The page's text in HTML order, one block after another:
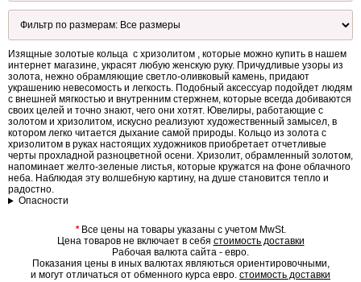
Изящные золотые кольца с хризолитом , которые можно купить в нашем
интернет магазине, украсят любую женскую руку. Причудливые узоры из
золота, нежно обрамляющие светло-оливковый камень, придают
украшению невесомость и легкость. Подобный аксессуар подойдет людям
с внешней мягкостью и внутренним стержнем, которые всегда добиваются
своих целей и точно знают, чего они хотят. Ювелиры, работающие с
золотом и хризолитом, искусно реализуют художественный замысел, в
котором легко читается дыхание самой природы. Кольцо из золота с
хризолитом в руках настоящих художников приобретает отчетливые
черты прохладной разноцветной осени. Хризолит, обрамленный золотом,
напоминает желто-зеленые листья, которые кружатся на фоне облачного
неба. Наблюдая эту волшебную картину, на душе становится тепло и
радостно.
Опасности
*Все цены на товары указаны с учетом MwSt.
Цена товаров не включает в себя стоимость доставки
Рабочая валюта сайта - евро.
Показания цены в иных валютах являються ориентировочными,
и могут отличаться от обменного курса евро. стоимость доставки